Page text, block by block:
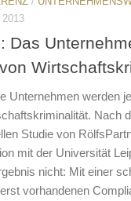
2013
Das
Unternehmen werden
Nach
Studie von
mit der Universität
nicht: Mit einer
vorhandenen